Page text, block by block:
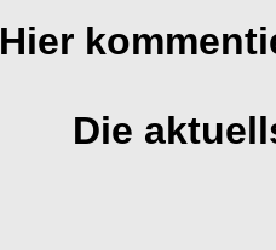
Hier
Die